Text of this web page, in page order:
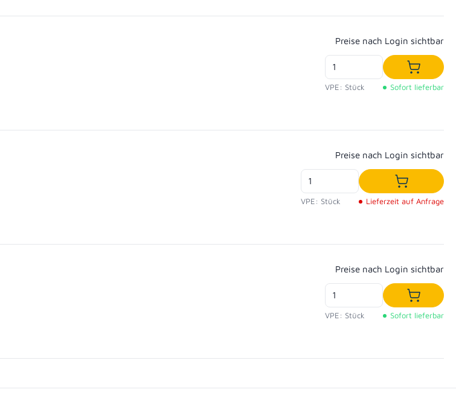
Regulärer Preis:
Preise nach Login sichtbar
VPE: Stück
In den
Sofort lieferbar
Regulärer Preis:
Preise nach Login sichtbar
VPE: Stück
In den
Lieferzeit auf Anfrage
Regulärer Preis:
Preise nach Login sichtbar
VPE: Stück
In den
Sofort lieferbar